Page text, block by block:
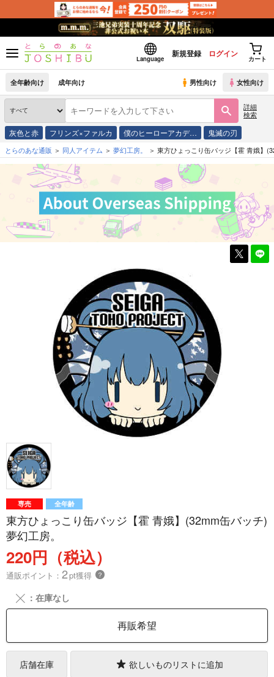
Language
新規登録 ログイン
カート
全年齢向け 成年向け 男性向け 女性向け
詳細
検索
灰色と赤 フリンズ×ファルカ 僕のヒーローアカデ… 鬼滅の刃
とらのあな通販 同人アイテム 夢幻工房。 東方ひょっこり缶バッジ【霍 青娥】
専売 全年齢
東方ひょっこり缶バッジ【霍 青娥】(32mm缶バッチ)
夢幻工房。
220円（税込）
通販ポイント： 2pt獲得 ？
╳ ：在庫なし
再販希望
店舗在庫 欲しいものリストに追加